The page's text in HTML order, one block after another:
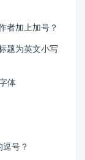
者加上加号？
题为英文小写
体
号？